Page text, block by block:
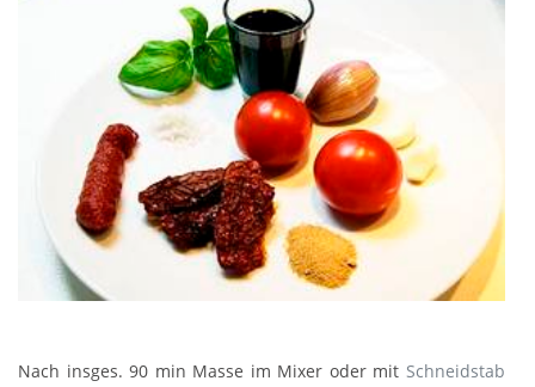
Nach insges. 90 min Masse im Mixer oder mit Schneidstab